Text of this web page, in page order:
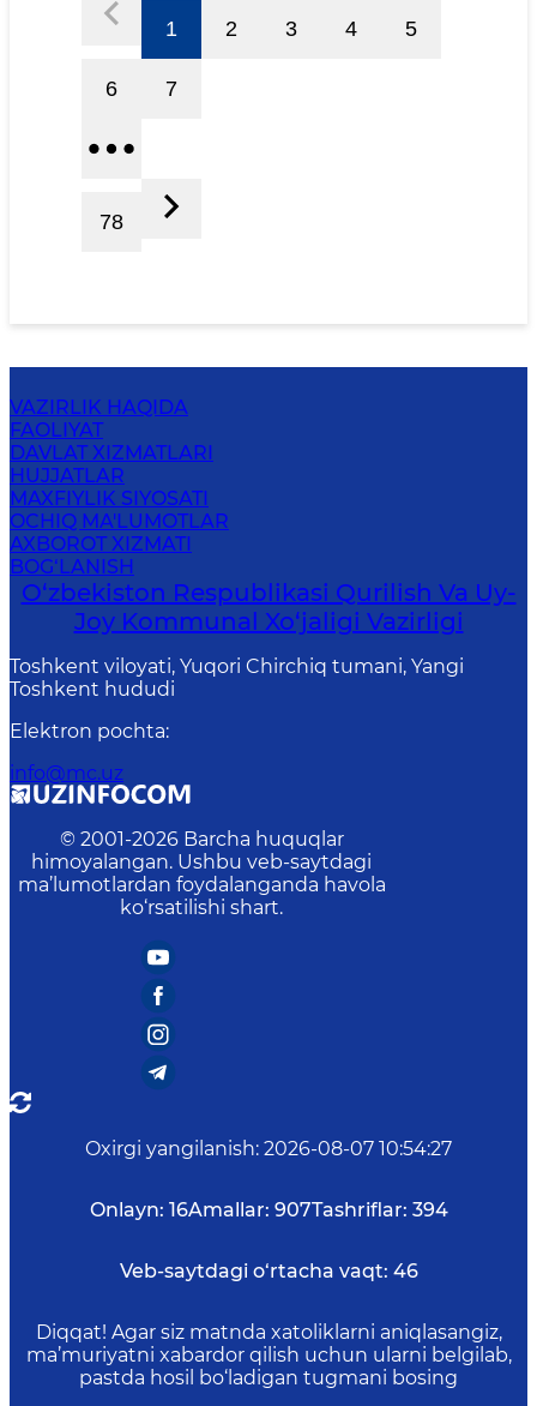
1 2 3 4 5
6 7
78
VAZIRLIK HAQIDA
FAOLIYAT
DAVLAT XIZMATLARI
HUJJATLAR
MAXFIYLIK SIYOSATI
OCHIQ MA'LUMOTLAR
AXBOROT XIZMATI
BOG‘LANISH
O‘zbekiston Respublikasi Qurilish Va Uy-
Joy Kommunal Xo‘jaligi Vazirligi
Toshkent viloyati, Yuqori Chirchiq tumani, Yangi
Toshkent hududi
Elektron pochta:
info@mc.uz
© 2001-2026 Barcha huquqlar
himoyalangan. Ushbu veb-saytdagi
ma’lumotlardan foydalanganda havola
ko‘rsatilishi shart.
Oxirgi yangilanish: 2026-08-07 10:54:27
Onlayn: 16Amallar: 907Tashriflar: 394
Veb-saytdagi o‘rtacha vaqt: 46
Diqqat! Agar siz matnda xatoliklarni aniqlasangiz,
ma’muriyatni xabardor qilish uchun ularni belgilab,
pastda hosil bo‘ladigan tugmani bosing